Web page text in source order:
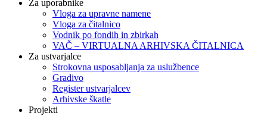
Za uporabnike
Vloga za upravne namene
Vloga za čitalnico
Vodnik po fondih in zbirkah
VAČ – VIRTUALNA ARHIVSKA ČITALNICA
Za ustvarjalce
Strokovna usposabljanja za uslužbence
Gradivo
Register ustvarjalcev
Arhivske škatle
Projekti